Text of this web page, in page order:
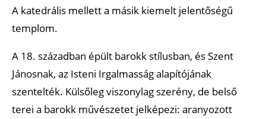
A katedrális mellett a másik kiemelt jelentőségű
templom.
A 18. században épült barokk stílusban, és Szent
Jánosnak, az Isteni Irgalmasság alapítójának
szentelték. Külsőleg viszonylag szerény, de belső
terei a barokk művészetet jelképezi: aranyozott